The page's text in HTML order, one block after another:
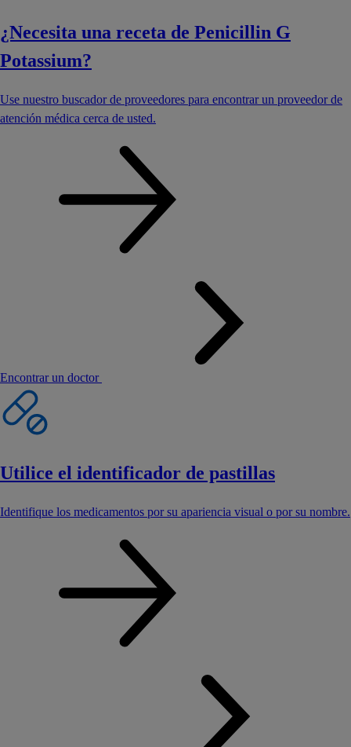
¿Necesita una receta de Penicillin G
Potassium?
Use nuestro buscador de proveedores para encontrar un proveedor de
atención médica cerca de usted.
Encontrar un doctor
Utilice el identificador de pastillas
Identifique los medicamentos por su apariencia visual o por su nombre.